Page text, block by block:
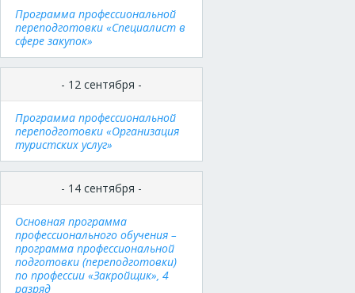
Программа профессиональной
переподготовки «Специалист в
сфере закупок»
- 12 сентября -
Программа профессиональной
переподготовки «Организация
туристских услуг»
- 14 сентября -
Основная программа
профессионального обучения –
программа профессиональной
подготовки (переподготовки)
по профессии «Закройщик», 4
разряд